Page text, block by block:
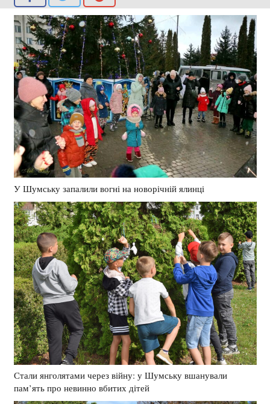
У Шумську запалили вогні на новорічній ялинці
Стали янголятами через війну: у Шумську вшанували
пам’ять про невинно вбитих дітей